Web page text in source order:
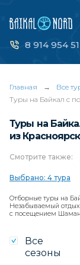
8 914 954
Главная → Все
Туры на Байкал с
Туры на
из
Смотрите также:
Выбрано: 4 тура
Отборные туры на
Незабываемый отдых
с посещением
Все
сезоны